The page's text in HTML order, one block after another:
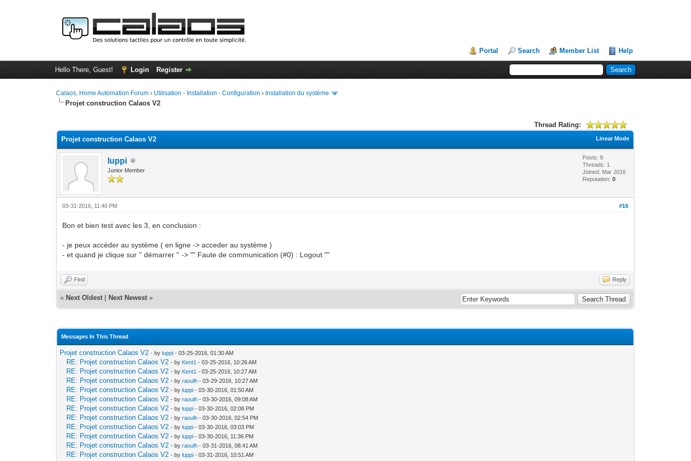
Portal Search Member List Help
Hello There, Guest! Login Register
Calaos, Home Automation Forum › Utilisation - Installation - Configuration › Installation du système
Projet construction Calaos V2
Thread Rating:
Linear Mode
Projet construction Calaos V2
luppi
Junior Member
Posts: 8
Threads: 1
Joined: Mar 2016
Reputation:0
#16
03-31-2016, 11:40 PM
Bon et bien test avec les 3, en conclusion :
- je peux accéder au système ( en ligne -> acceder au système )
- et quand je clique sur '' démarrer '' -> "" Faute de communication (#0) : Logout ""
Find Reply
« Next Oldest Next Newest »
Messages In This Thread
Projet construction Calaos V2 - byluppi - 03-25-2016, 01:30 AM
RE: Projet construction Calaos V2 - by Kent1 - 03-25-2016, 10:26 AM
RE: Projet construction Calaos V2 - by Kent1 - 03-25-2016, 10:27 AM
RE: Projet construction Calaos V2 - byraoulh - 03-29-2016, 10:27 AM
RE: Projet construction Calaos V2 - byluppi - 03-30-2016, 01:50 AM
RE: Projet construction Calaos V2 - byraoulh - 03-30-2016, 09:08 AM
RE: Projet construction Calaos V2 - byluppi - 03-30-2016, 02:08 PM
RE: Projet construction Calaos V2 - byraoulh - 03-30-2016, 02:54 PM
RE: Projet construction Calaos V2 - byluppi - 03-30-2016, 03:03 PM
RE: Projet construction Calaos V2 - byluppi - 03-30-2016, 11:36 PM
RE: Projet construction Calaos V2 - byraoulh - 03-31-2016, 08:41 AM
RE: Projet construction Calaos V2 - byluppi - 03-31-2016, 10:51 AM